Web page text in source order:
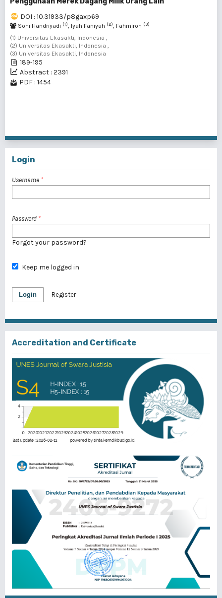
DOI : 10.31933/p8gaxp69
Soni Handriyadi (1), Iyah Faniyah (2), Fahmiron (3)
(1) Universitas Ekasakti, Indonesia ,
(2) Universitas Ekasakti, Indonesia ,
(3) Universitas Ekasakti, Indonesia
189-195
Abstract : 2391
PDF : 1454
Login
Username *
Password *
Forgot your password?
Keep me logged in
Login Register
Accreditation and Certificate